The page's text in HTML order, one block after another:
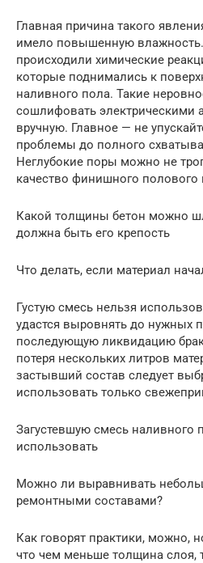
Главная причина такого
имело повышенную влажность.
происходили химические
которые поднимались к
наливного пола. Такие
сошлифовать электрическими
вручную. Главное — не
проблемы до полного
Неглубокие поры можно не
качество финишного полового
Какой толщины бетон можно
должна быть его крепость
Что делать, если материал
Густую смесь нельзя
удастся выровнять до нужных
последующую ликвидацию
потеря нескольких литров
застывший состав следует
использовать только
Загустевшую смесь наливного
использовать
Можно ли выравнивать
ремонтными составами?
Как говорят практики, можно,
что чем меньше толщина слоя,